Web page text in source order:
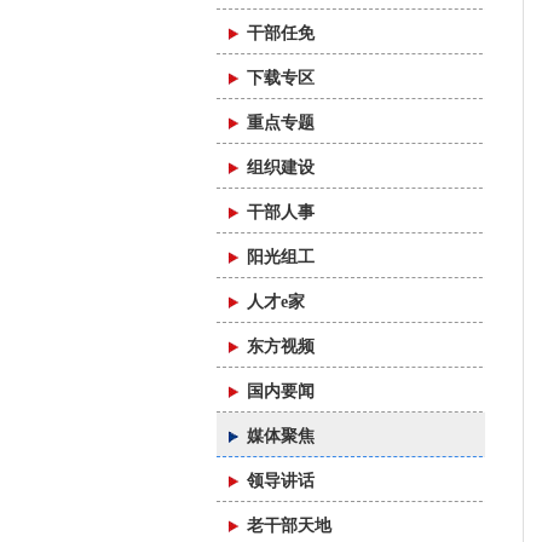
干部任免
下载专区
重点专题
组织建设
干部人事
阳光组工
人才e家
东方视频
国内要闻
媒体聚焦
领导讲话
老干部天地